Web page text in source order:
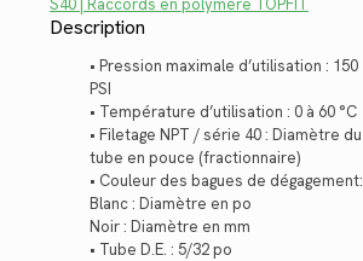
Description
• Pression maximale d’utilisation : 150
PSI
• Température d’utilisation : 0 à 60 °C
• Filetage NPT / série 40 : Diamètre du
tube en pouce (fractionnaire)
• Couleur des bagues de dégagement:
Blanc : Diamètre en po
Noir : Diamètre en mm
• Tube D.E. : 5/32 po